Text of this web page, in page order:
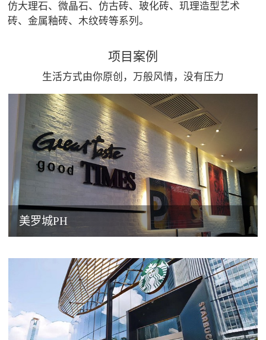
仿大理石、微晶石、仿古砖、玻化砖、玑理造型艺术
砖、金属釉砖、木纹砖等系列。
项目案例
生活方式由你原创，万般风情，没有压力
美罗城PH